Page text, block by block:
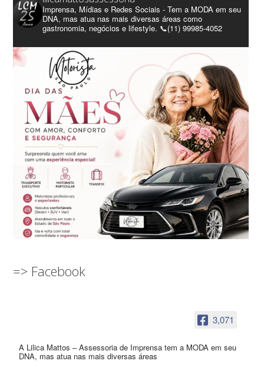
Imprensa, Mídias e Redes Sociais - Tem a MODA em seu
DNA, mas atua nas mais diversas áreas como
gastronomia, negócios e lifestyle. 📞(11) 99985-4052
=> Facebook
3,071
A Lilica Mattos – Assessoria de Imprensa tem a MODA em seu
DNA, mas atua nas mais diversas áreas